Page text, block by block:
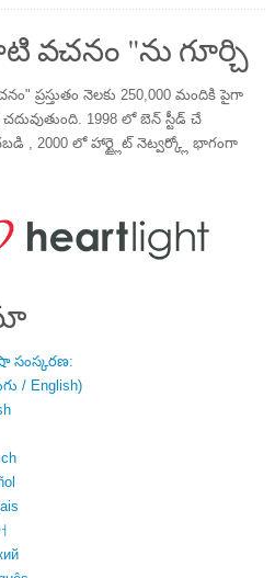
వచనం "ను గూర్చి
ప్రస్తుతం నెలకు 250,000 మందికి పైగా
1998 లో బెన్ స్టీడ్ చే
, 2000 లో హార్ట్లైట్ నెట్వర్క్లో భాగంగా
సంస్కరణ:
/ English)